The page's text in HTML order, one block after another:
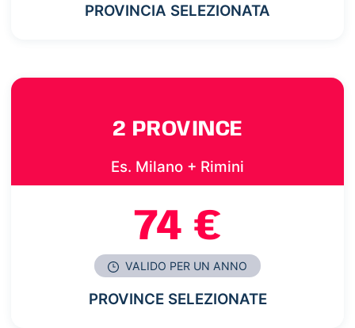
PROVINCIA SELEZIONATA
2 PROVINCE
Es. Milano + Rimini
74 €
VALIDO PER UN ANNO
PROVINCE SELEZIONATE